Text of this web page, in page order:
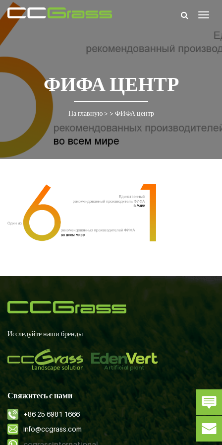
ФИФА ЦЕНТР
На главную> > ФИФА центр
Исследуйте наши бренды
Свяжитесь с нами
+86 25 6981 1666
info@ccgrass.com